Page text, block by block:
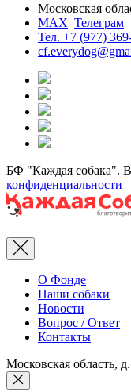
Московская
MAX Телеграм
Тел. +7 (977)
БФ "Каждая собака".
конфиденциальности
О Фонде
Наши собаки
Новости
Вопрос / Ответ
Контакты
Московская область,